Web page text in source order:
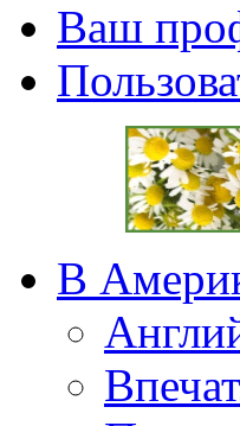
Ваш
В